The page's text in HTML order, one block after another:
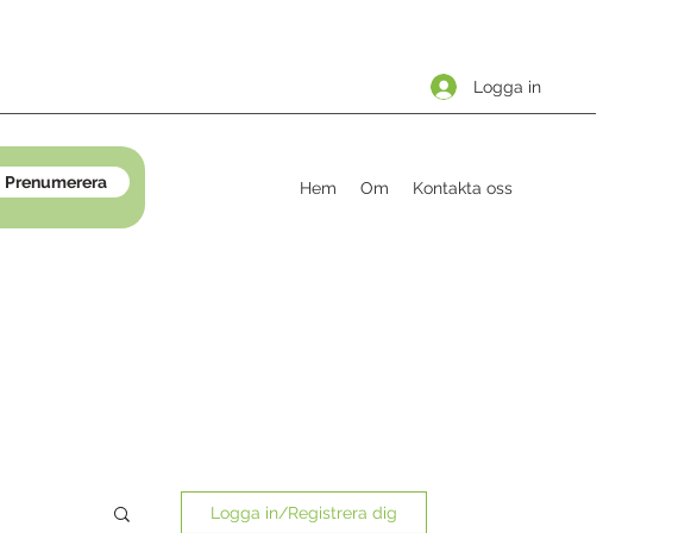
Logga in
Hem Om Kontakta oss
Prenumerera
Logga in/Registrera dig